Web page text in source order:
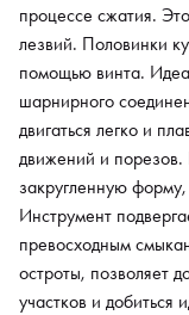
процессе сжатия.
лезвий. Половинки
помощью винта.
шарнирного
двигаться легко и
движений и
закругленную
Инструмент
превосходным
остроты, позволяет
участков и добиться